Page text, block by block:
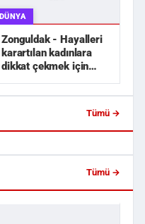
DÜNYA
Zonguldak - Hayalleri
karartılan kadınlara
dikkat çekmek için
Tümü →
Samsun'da İlginç
Tümü →